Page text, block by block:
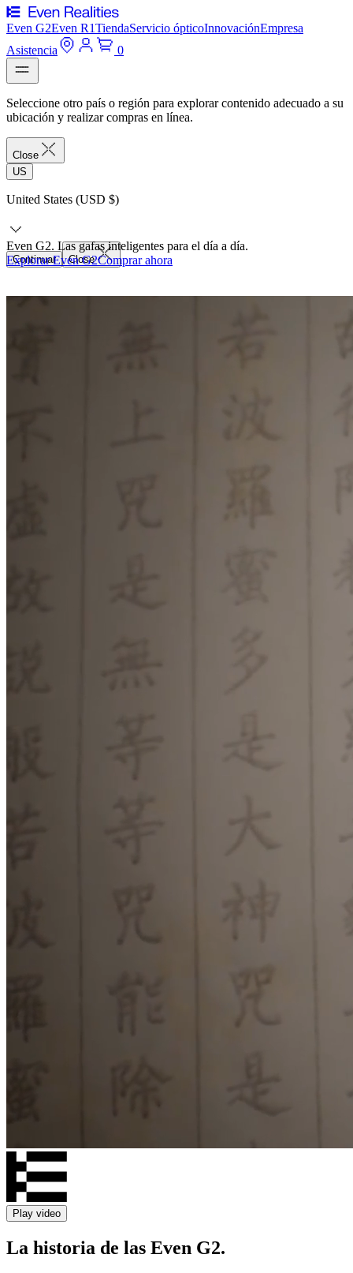
Even G2Even R1TiendaServicio ópticoInnovaciónEmpresa
Asistencia
0
Seleccione otro país o región para explorar contenido adecuado a su
ubicación y realizar compras en línea.
Close
US
United States (USD $)
Continuar Close
Even G2. Las gafas inteligentes para el día a día.
Explorar Even G2Comprar ahora
Play video
La historia de las Even G2.